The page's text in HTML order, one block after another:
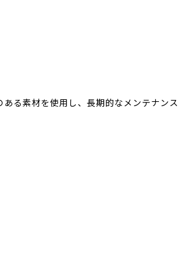
る素材を使用し、長期的なメンテナンス